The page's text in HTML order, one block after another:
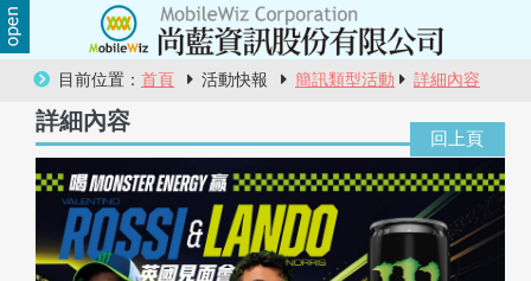
目前位置： 首頁 活動快報 簡訊類型活動 詳細內容
詳細內容